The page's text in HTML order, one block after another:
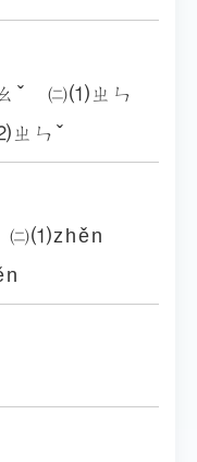
ˇ ㈡⑴ㄓㄣ
ㄣˇ
⑴zhěn